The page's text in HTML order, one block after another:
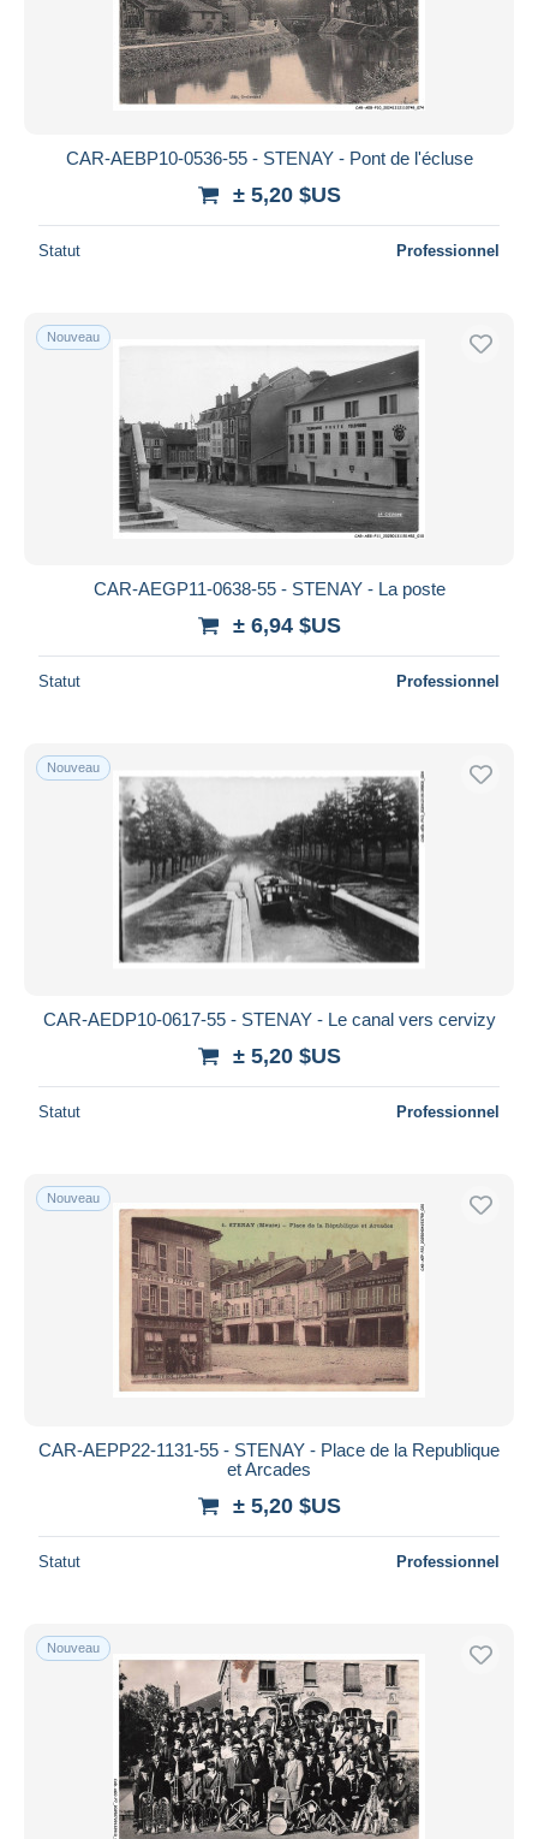
CAR-AEBP10-0536-55 - STENAY - Pont de l'écluse
± 5,20 $US
Statut Professionnel
Nouveau
CAR-AEGP11-0638-55 - STENAY - La poste
± 6,94 $US
Statut Professionnel
Nouveau
CAR-AEDP10-0617-55 - STENAY - Le canal vers cervizy
± 5,20 $US
Statut Professionnel
Nouveau
CAR-AEPP22-1131-55 - STENAY - Place de la Republique
et Arcades
± 5,20 $US
Statut Professionnel
Nouveau